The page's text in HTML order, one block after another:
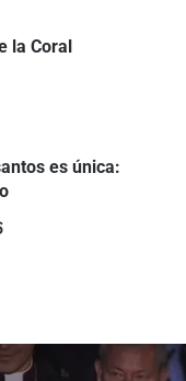
la Coral
es única: